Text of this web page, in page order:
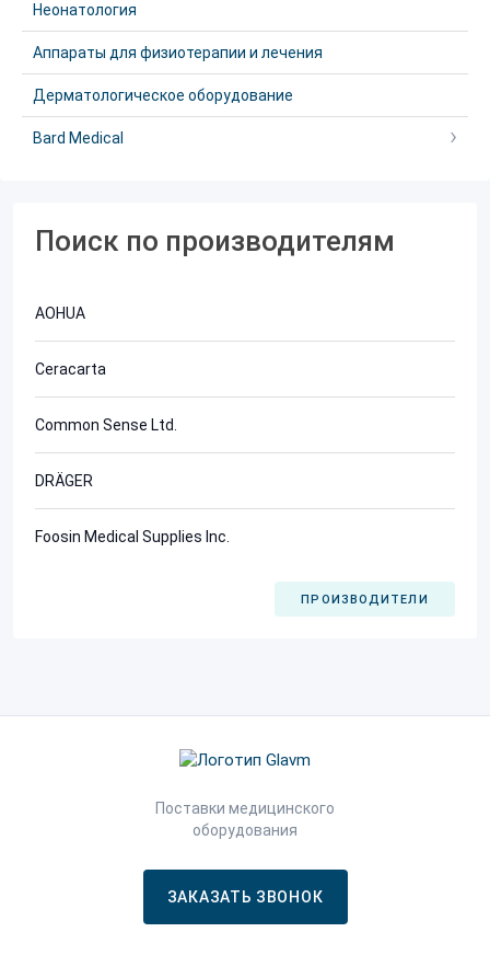
Неонатология
Аппараты для физиотерапии и лечения
Дерматологическое оборудование
Bard Medical
Поиск по производителям
AOHUA
Ceracarta
Common Sense Ltd.
DRÄGER
Foosin Medical Supplies Inc.
ПРОИЗВОДИТЕЛИ
Поставки медицинского
оборудования
ЗАКАЗАТЬ ЗВОНОК